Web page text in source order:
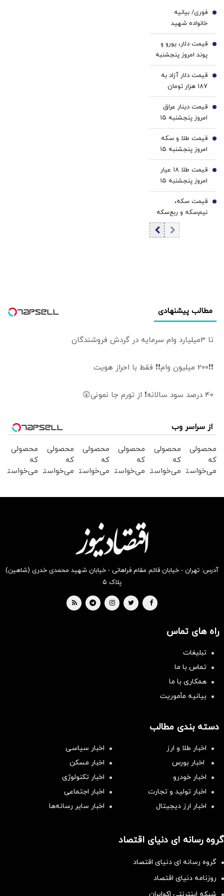
سفید
کننده
خانگی
فوری/ بیانیه
خانواده شهید
لاریجانی در واکنش
به ادعای جنجالی
سردار کوثری
1
قیمت دلار، یورو و
پوند امروز پنجشنبه
۱۵ مرداد 1405/
کاهش قیمت دلار و
یورو
2
قیمت دلار آزاد به
187 هزار تومان
رسید
3
قیمت دینار عراق
امروز پنجشنبه ۱۵
مرداد 1405/ کاهش
قیمت دینار
4
قیمت طلا و سکه
امروز پنجشنبه ۱۵
مرداد ۱۴۰۵/افزایش
قیمت طلا و سکه
5
قیمت طلا ۱۸ عیار
امروز پنجشنبه ۱۵
مرداد ۱۴۰۵/افزایش
قیمت طلا
6
قیمت سکه،
نیم‌سکه و ربع‌سکه
امروز پنجشنبه ۱۵
مرداد ۱۴۰۵/ افزایش
7
مطالب پیشنهادی
تا 3میلیارد وام سرمایه در گردش فروشندگان
❗❗200 میلیون وام❗❗ فقط با احراز هویت
40 درصد سود سالانه❗ از تورم جا نمونی😲
از سراسر وب
محصولی
که
می‌خواستی
محصولی
که
می‌خواستی
محصولی
که
می‌خواستی
بخر !
محصولی
که
می‌خواستی
بخر !
محصولی
که
می‌خواستی
محصولی
که
می‌خواستی
آدرس: تهران - خیابان قائم مقام فراهانی - خیابان شهید محمدی خدری (شاهین)
پلاک ۵
راه های تماس
تبلیغات
تماس با ما
همکاری با ما
بیانیه مأموریت
دسته بندی مطالب
اخبار طلا و ارز
اخبار سیاسی
اخبار بورس
اخبار مسکن
اخبار خودرو
اخبار تکنولوژی
اخبار تولید و تجارت
اخبار اجتماعی
اخبار ارز دیجیتال
اخبار سایر رسانه‌‌ها
گروه رسانه ای دنیای اقتصاد
گروه رسانه ای دنیای اقتصاد
روزنامه دنیای اقتصاد
شبکه اینترنتی اکوایران